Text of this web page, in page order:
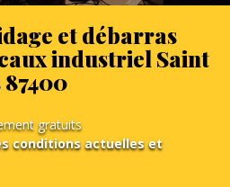
et débarras
industriel Saint
gratuits
conditions actuelles et